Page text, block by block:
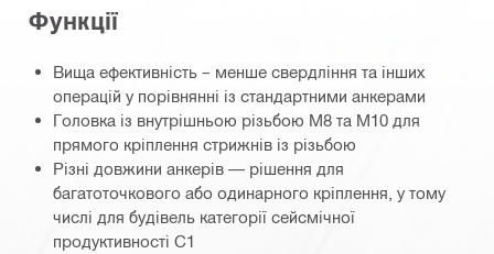
Функції
Вища ефективність – менше свердління та інших
операцій у порівнянні із стандартними анкерами
Головка із внутрішньою різьбою M8 та M10 для
прямого кріплення стрижнів із різьбою
Різні довжини анкерів — рішення для
багатоточкового або одинарного кріплення, у тому
числі для будівель категорії сейсмічної
продуктивності C1